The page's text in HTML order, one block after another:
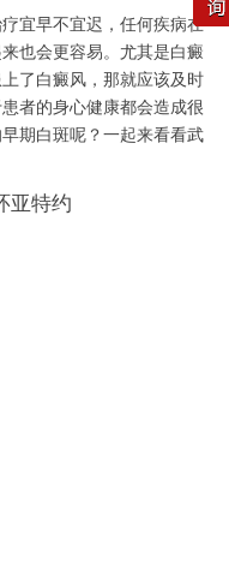
宜早不宜迟，任何疾病在
也会更容易。尤其是白癜
了白癜风，那就应该及时
者的身心健康都会造成很
期白斑呢？一起来看看武